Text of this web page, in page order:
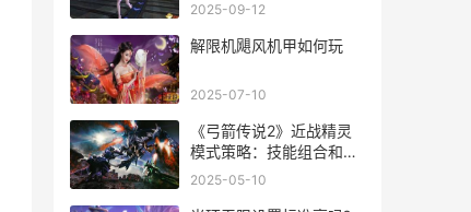
2025-09-12
解限机飓风机甲如何玩
2025-07-10
《弓箭传说2》近战精灵
模式策略：技能组合和战
斗攻略 弓箭传说2兑换码
2025-05-10